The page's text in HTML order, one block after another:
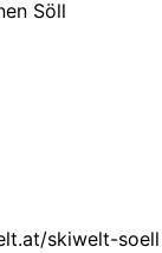
Söll
skiwelt-soell